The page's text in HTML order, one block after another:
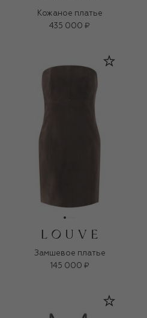
Кожаное платье
435 000 ₽
Замшевое платье
145 000 ₽